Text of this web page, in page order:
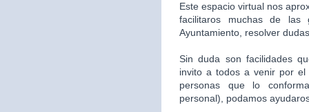
Este espacio virtual nos
facilitaros muchas de
Ayuntamiento, resolver
Sin duda son facilidades
invito a todos a venir por
personas que lo
personal), podamos